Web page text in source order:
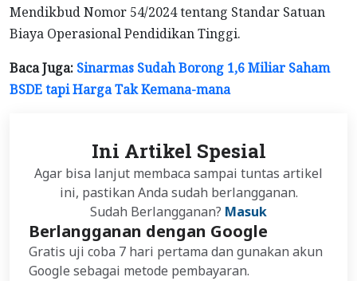
Mendikbud Nomor 54/2024 tentang Standar Satuan
Biaya Operasional Pendidikan Tinggi.
Baca Juga: Sinarmas Sudah Borong 1,6 Miliar Saham
BSDE tapi Harga Tak Kemana-mana
Ini Artikel Spesial
Agar bisa lanjut membaca sampai tuntas artikel
ini, pastikan Anda sudah berlangganan.
Sudah Berlangganan? Masuk
Berlangganan dengan Google
Gratis uji coba 7 hari pertama dan gunakan akun
Google sebagai metode pembayaran.